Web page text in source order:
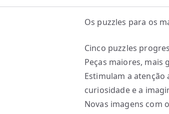
Os puzzles para os
Cinco puzzles
Peças maiores, mais
Estimulam a
curiosidade e a
Novas imagens com